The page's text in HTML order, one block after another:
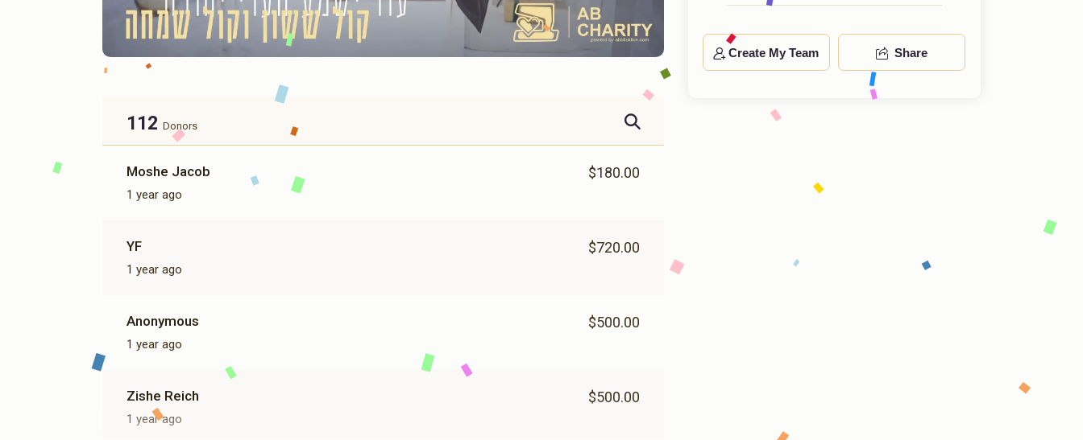
112 Donors
Moshe Jacob
1 year ago
$180.00
YF
1 year ago
$720.00
Anonymous
1 year ago
$500.00
Zishe Reich
1 year ago
$500.00
Create My Team Share